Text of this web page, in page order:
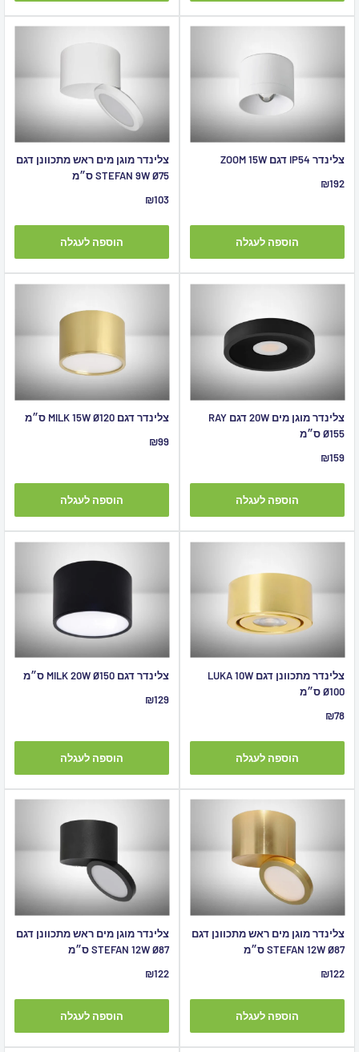
צלינדר IP54 דגם ZOOM 15W
מחיר
₪192
הוספה לעגלה
צלינדר מוגן מים ראש מתכוונן דגם
STEFAN 9W Ø75 ס״מ
מחיר
₪103
הוספה לעגלה
צלינדר מוגן מים 20W דגם RAY
Ø155 ס״מ
מחיר
₪159
הוספה לעגלה
צלינדר דגם MILK 15W Ø120 ס״מ
מחיר
₪99
הוספה לעגלה
צלינדר מתכוונן דגם LUKA 10W
Ø100 ס״מ
מחיר
₪78
הוספה לעגלה
צלינדר דגם MILK 20W Ø150 ס״מ
מחיר
₪129
הוספה לעגלה
צלינדר מוגן מים ראש מתכוונן דגם
STEFAN 12W Ø87 ס״מ
מחיר
₪122
הוספה לעגלה
צלינדר מוגן מים ראש מתכוונן דגם
STEFAN 12W Ø87 ס״מ
מחיר
₪122
הוספה לעגלה